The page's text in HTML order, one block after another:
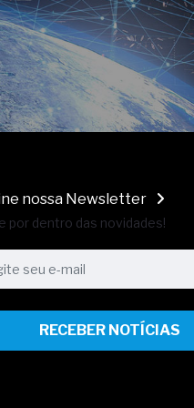
nossa Newsletter
por dentro das novidades!
RECEBER NOTÍCIAS